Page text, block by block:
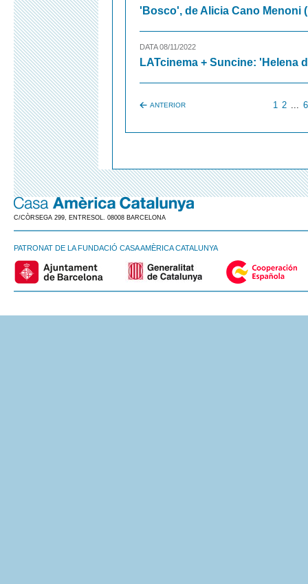
'Bosco', de Alicia Cano Menoni
DATA 08/11/2022
LATcinema + Suncine: 'Helena
ANTERIOR 1 2 ... 6
C/CÒRSEGA 299, ENTRESOL. 08008 BARCELONA
PATRONAT DE LA FUNDACIÓ CASA AMÈRICA CATALUNYA